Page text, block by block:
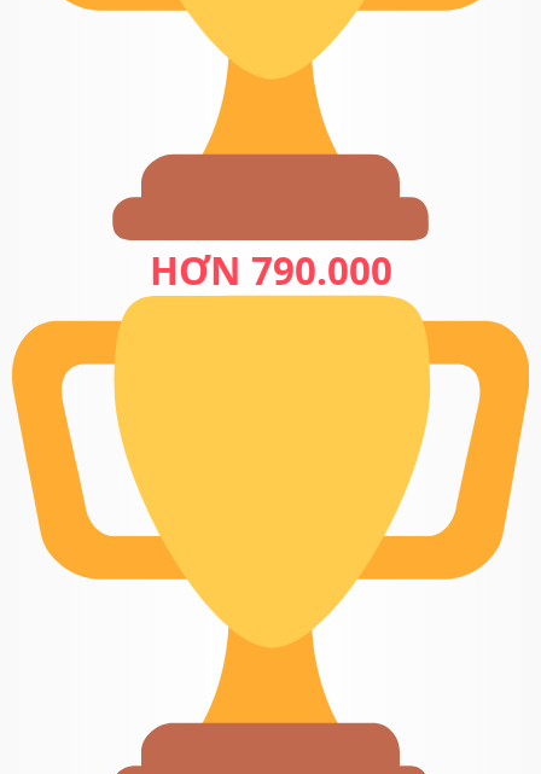
HƠN 790.000